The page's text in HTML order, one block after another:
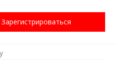
Зарегистрироваться